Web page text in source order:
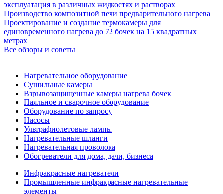
эксплуатация в различных жидкостях и растворах
Производство композитной печи предварительного нагрева
Проектирование и создание термокамеры для
единовременного нагрева до 72 бочек на 15 квадратных
метрах
Все обзоры и советы
Нагревательное оборудование
Сушильные камеры
Взрывозащищенные камеры нагрева бочек
Паяльное и сварочное оборудование
Оборудование по запросу
Насосы
Ультрафиолетовые лампы
Нагревательные шланги
Нагревательная проволока
Обогреватели для дома, дачи, бизнеса
Инфракрасные нагреватели
Промышленные инфракрасные нагревательные
элементы